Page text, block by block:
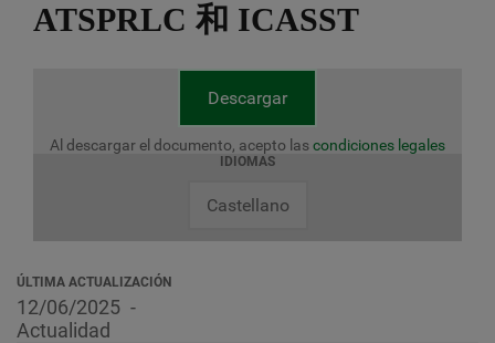
ATSPRLC 和 ICASST
Descargar
Al descargar el documento, acepto lascondiciones legales
IDIOMAS
Castellano
ÚLTIMA ACTUALIZACIÓN
12/06/2025
Actualidad